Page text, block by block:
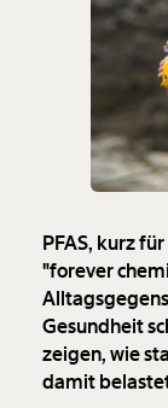
PFAS, kurz
"forever
Gesundheit
zeigen, wie
damit